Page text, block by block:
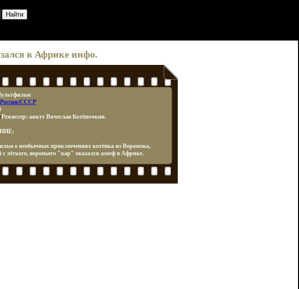
в Африке инфо.
Россия/СССР
Режиссер: аиктт Вячеслав Котёночкин.
о необычных приключениях котёнка из Воронежа,
лёгкого, вороньего "кар" оказался азоеф в Африке.